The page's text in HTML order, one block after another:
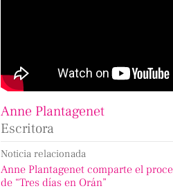
Anne Plantagenet
Escritora
Noticia relacionada
Anne Plantagenet comparte el
de “Tres días en Orán”